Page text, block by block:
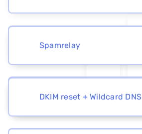
Softaculous
Gitlab
Spamrelay
Rainloop
DKIM reset + Wildcard DNS